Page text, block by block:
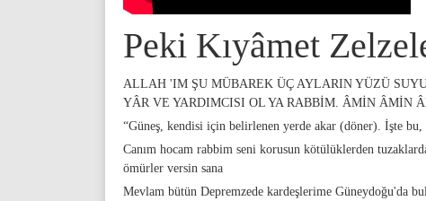
Peki Kıyâmet
ALLAH 'IM ŞU MÜBAREK ÜÇ AYLARIN YÜZÜ
YÂR VE YARDIMCISI OL YA RABBİM. ÂMİN ÂMİN
“Güneş, kendisi için belirlenen yerde akar (döner). İşte
Canım hocam rabbim seni korusun kötülüklerden
ömürler versin sana
Mevlam bütün Depremzede kardeşlerime Güneydoğu'da